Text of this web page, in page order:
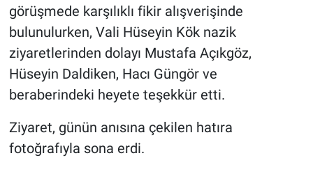
görüşmede karşılıklı fikir alışverişinde
bulunulurken, Vali Hüseyin Kök nazik
ziyaretlerinden dolayı Mustafa Açıkgöz,
Hüseyin Daldiken, Hacı Güngör ve
beraberindeki heyete teşekkür etti.
Ziyaret, günün anısına çekilen hatıra
fotoğrafıyla sona erdi.
Genel
Kültür - Sanat
Politika